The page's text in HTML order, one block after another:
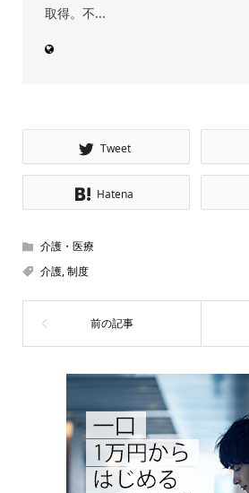
取得。不...
Tweet
Hatena
介護・医療
介護,制度